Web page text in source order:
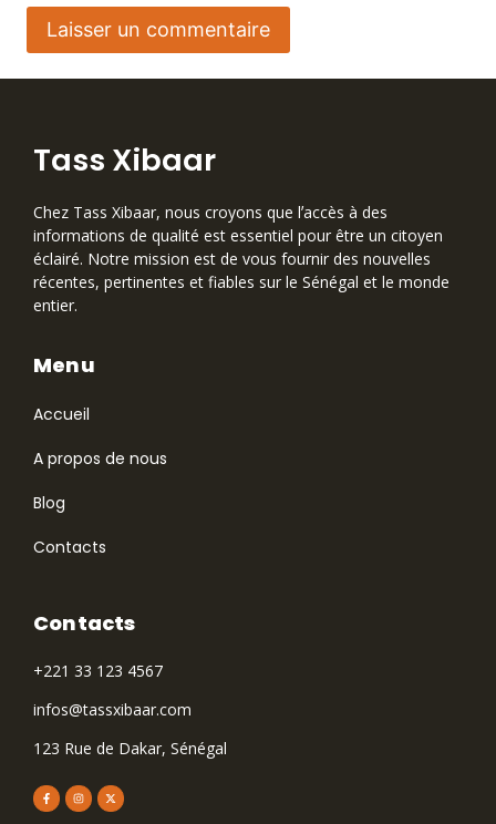
Tass Xibaar
Chez Tass Xibaar, nous croyons que lʼaccès à des
informations de qualité est essentiel pour être un citoyen
éclairé. Notre mission est de vous fournir des nouvelles
récentes, pertinentes et fiables sur le Sénégal et le monde
entier.
Accueil
A propos de nous
Blog
Contacts
Menu
Contacts
+221 33 123 4567
infos@tassxibaar.com
123 Rue de Dakar, Sénégal